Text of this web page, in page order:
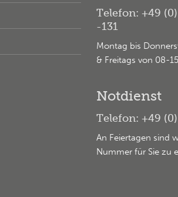
Telefon: +49
-131
Montag bis
& Freitags von 08-
Notdienst
Telefon: +49
An Feiertagen sind
Nummer für Sie zu